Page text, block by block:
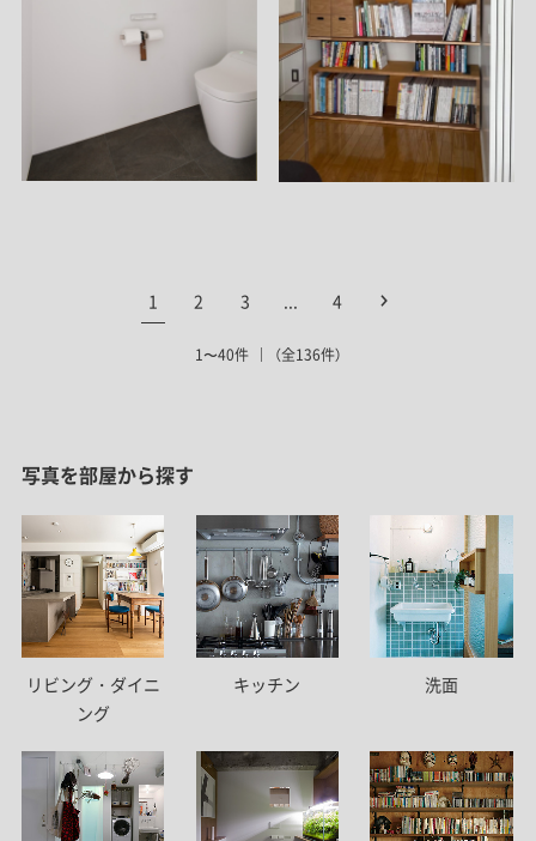
1 2 3 4
1〜40件 （全136件）
写真を部屋から探す
リビング・ダイニ
ング
キッチン 洗面